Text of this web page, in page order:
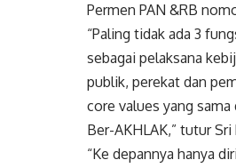
Permen PAN &RB
“Paling tidak ada 3
sebagai pelaksana
publik, perekat dan
core values yang
Ber-AKHLAK,” tutur Sri
“Ke depannya hanya